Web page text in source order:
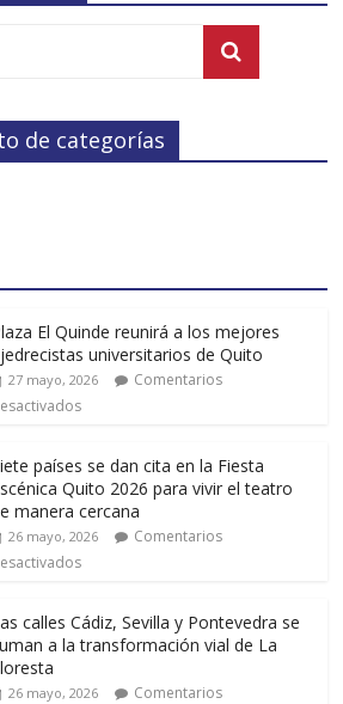
de categorías
El Quinde reunirá a los mejores
universitarios de Quito
27 mayo, 2026
Comentarios
países se dan cita en la Fiesta
Quito 2026 para vivir el teatro
manera cercana
26 mayo, 2026
Comentarios
calles Cádiz, Sevilla y Pontevedra se
a la transformación vial de La
26 mayo, 2026
Comentarios